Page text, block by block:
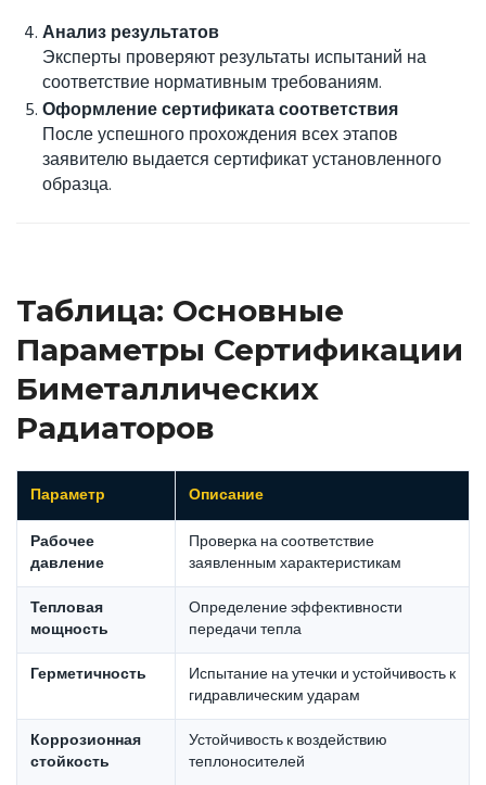
Анализ результатов
Эксперты проверяют результаты испытаний на
соответствие нормативным требованиям.
Оформление сертификата соответствия
После успешного прохождения всех этапов
заявителю выдается сертификат установленного
образца.
Таблица: Основные
Параметры Сертификации
Биметаллических
Радиаторов
Параметр
Описание
Рабочее
давление
Проверка на соответствие
заявленным характеристикам
Тепловая
мощность
Определение эффективности
передачи тепла
Герметичность
Испытание на утечки и устойчивость к
гидравлическим ударам
Коррозионная
стойкость
Устойчивость к воздействию
теплоносителей